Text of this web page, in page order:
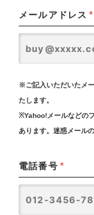
メールアドレス *
※ご記入いただいたメ
たします。
※Yahoo!メールなどの
あります。迷惑メール
電話番号 *